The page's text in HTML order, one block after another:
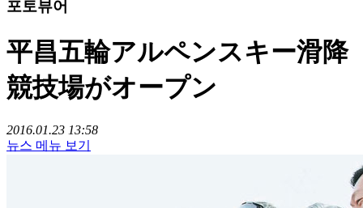
포토뷰어
平昌五輪アルペンスキー滑降
競技場がオープン
2016.01.23 13:58
뉴스 메뉴 보기